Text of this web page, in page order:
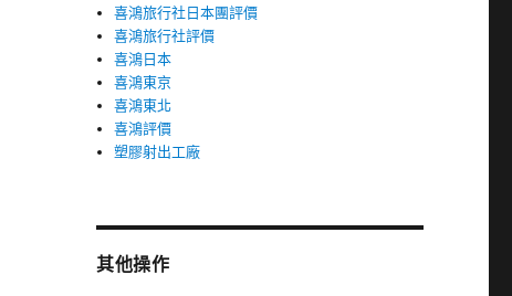
喜鴻旅行社日本團評價
喜鴻旅行社評價
喜鴻日本
喜鴻東京
喜鴻東北
喜鴻評價
塑膠射出工廠
其他操作